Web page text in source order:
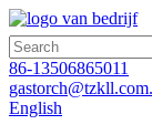
86-13506865011
English